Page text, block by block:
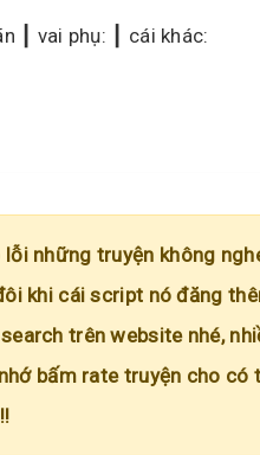
┃ vai phụ: ┃ cái khác:
những truyện không
khi cái script nó đăng
trên website nhé,
bấm rate truyện cho có